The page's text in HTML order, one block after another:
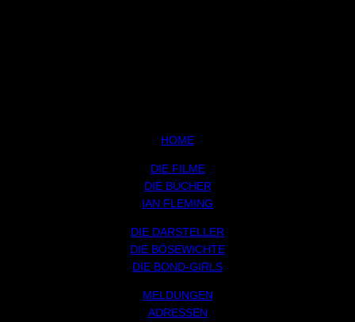
HOME
DIE FILME
DIE BÜCHER
IAN FLEMING
DIE DARSTELLER
DIE BÖSEWICHTE
DIE BOND-GIRLS
MELDUNGEN
ADRESSEN